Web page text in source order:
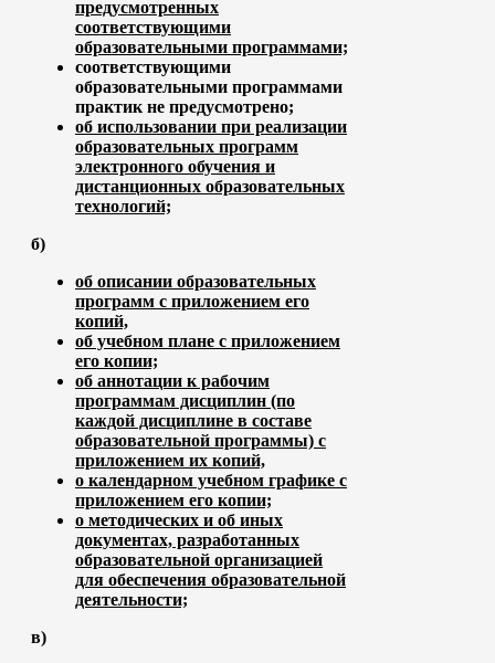
предусмотренных
соответствующими
образовательными программами;
соответствующими
образовательными программами
практик не предусмотрено;
об использовании при реализации
образовательных программ
электронного обучения и
дистанционных образовательных
технологий;
б)
об описании образовательных
программ с приложением его
копий,
об учебном плане с приложением
его копии;
об аннотации к рабочим
программам дисциплин (по
каждой дисциплине в составе
образовательной программы) с
приложением их копий,
о календарном учебном графике с
приложением его копии;
о методических и об иных
документах, разработанных
образовательной организацией
для обеспечения образовательной
деятельности;
в)